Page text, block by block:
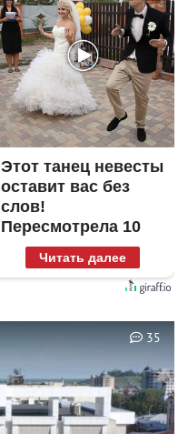
Этот танец невесты
оставит вас без
слов!
Пересмотрела 10
раз
Читать далее
35